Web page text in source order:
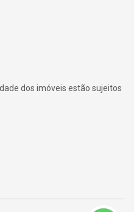
dos imóveis estão sujeitos